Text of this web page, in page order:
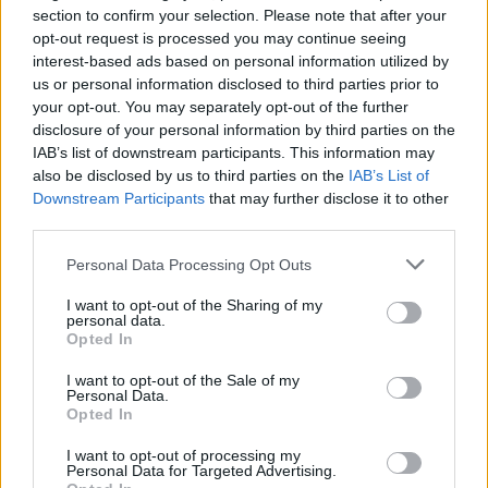
section to confirm your selection. Please note that after your
opt-out request is processed you may continue seeing
interest-based ads based on personal information utilized by
us or personal information disclosed to third parties prior to
your opt-out. You may separately opt-out of the further
disclosure of your personal information by third parties on the
IAB’s list of downstream participants. This information may
also be disclosed by us to third parties on the IAB’s List of
Downstream Participants that may further disclose it to other
Please note that this website/app uses one or more Google
not limited to your visit or usage behaviour. You may click to
grant or deny consent to Google and its third-party tags to
use your data for below specified purposes in below Google
consent section.
Personal Data Processing Opt Outs
I want to opt-out of the Sharing of my
personal data.
Opted In
I want to opt-out of the Sale of my
Personal Data.
Opted In
I want to opt-out of processing my
Personal Data for Targeted Advertising.
la Belgique, le Danemark, la Grèce, les Pays-Bas et le
Portugal entre autres, tous ces pays ne sont pas en mesure
de les céder instantanément.
Le président Zelensky a mentionné que 42 F-16 avaient
été promis à Kiev par les alliés occidentaux, mais cette
information n’a pas encore été validée. Le Danemark s’est
avant fin 2023, suivis de 8 autres en 2024 et enfin de 5 en
2025. Les Pays-Bas ont promis d’en fournir également, ils
possèdent 42 unités, mais le nombre qu’ils ont prévu de
céder n’a pas été déterminé.
Il est crucial que les pilotes ukrainiens reçoivent une
formation appropriée pour manœuvrer les avions de
combat américains. Onze nations alliées ont assumé la